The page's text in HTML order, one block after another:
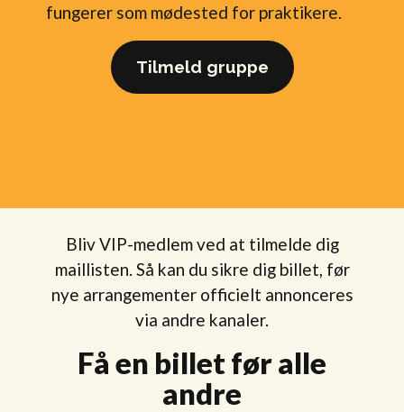
fungerer som mødested for praktikere.
Tilmeld gruppe
Bliv VIP-medlem ved at tilmelde dig
maillisten. Så kan du sikre dig billet, før
nye arrangementer officielt annonceres
via andre kanaler.
Få en billet før alle
andre